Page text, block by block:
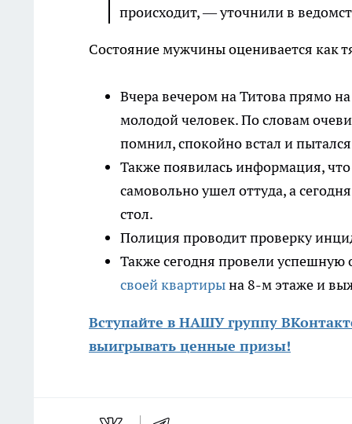
происходит, — уточнили в
Состояние мужчины оценивается как
Вчера вечером на Титова прямо
молодой человек. По словам
помнил, спокойно встал и
Также появилась информация,
самовольно ушел оттуда, а
стол.
Полиция проводит проверку
Также сегодня провели
своей квартирына 8-м этаже и
Вступайте в НАШУ группу
выигрывать ценные призы!